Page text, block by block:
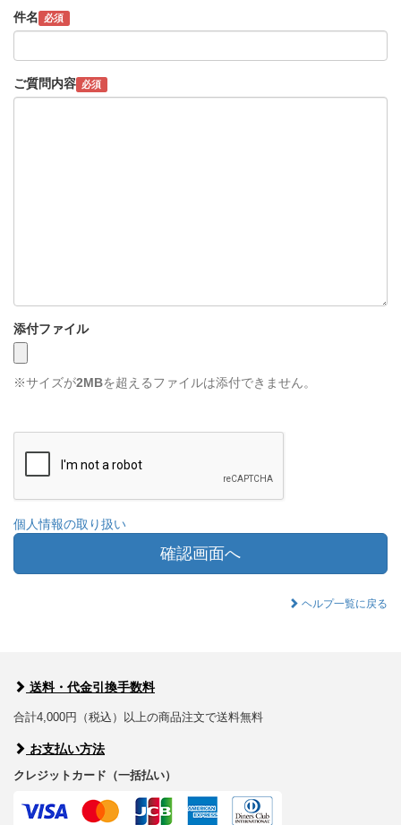
件名 必須
ご質問内容 必須
添付ファイル
※サイズが2MBを超えるファイルは添付できません。
個人情報の取り扱い
確認画面へ
ヘルプ一覧に戻る
送料・代金引換手数料
合計4,000円（税込）以上の商品注文で送料無料
お支払い方法
クレジットカード（一括払い）